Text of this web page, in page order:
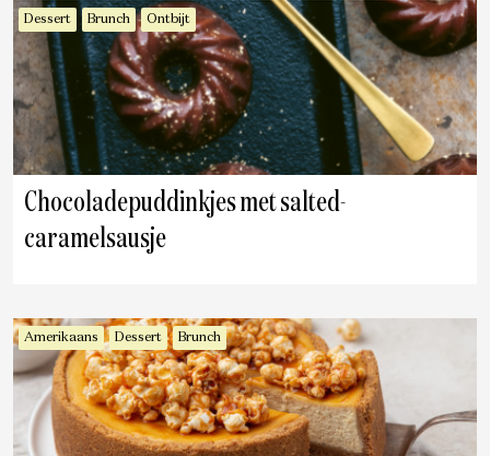
Dessert Brunch Ontbijt
Chocoladepuddinkjes met salted-
caramelsausje
Amerikaans Dessert Brunch